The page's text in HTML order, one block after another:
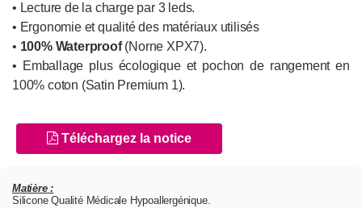
• Lecture de la charge par 3 leds.
• Ergonomie et qualité des matériaux utilisés
• 100% Waterproof(Norne XPX7).
• Emballage plus écologique et pochon de rangement en
100% coton (Satin Premium 1).
Téléchargez la notice
Matière :
Silicone Qualité Médicale Hypoallergénique.